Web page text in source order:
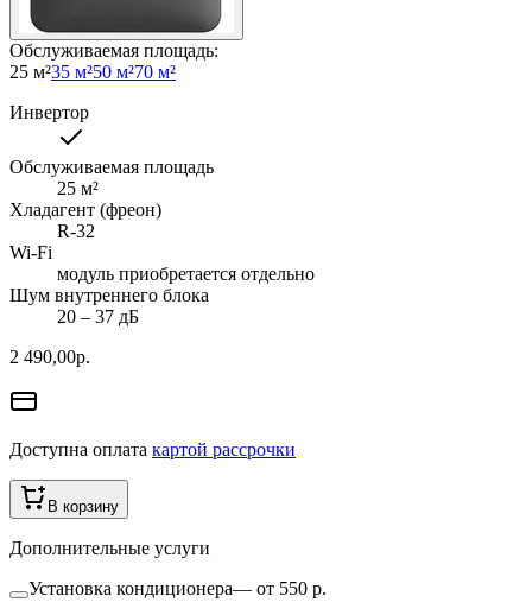
Обслуживаемая площадь:
25 м²35 м²50 м²70 м²
Инвертор
Обслуживаемая площадь
25 м²
Хладагент (фреон)
R-32
Wi-Fi
модуль приобретается отдельно
Шум внутреннего блока
20 ‒ 37 дБ
2 490,00р.
Доступна оплата картой рассрочки
В корзину
Дополнительные услуги
Установка кондиционера— от 550 р.